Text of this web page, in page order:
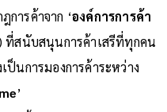
การค้าจาก ‘องค์การการค้า
ที่สนับสนุนการค้าเสรีที่ทุกคน
ป็นการมองการค้าระหว่าง
’